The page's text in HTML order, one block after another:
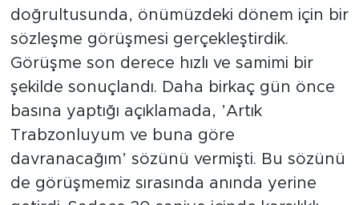
doğrultusunda, önümüzdeki dönem için bir
sözleşme görüşmesi gerçekleştirdik.
Görüşme son derece hızlı ve samimi bir
şekilde sonuçlandı. Daha birkaç gün önce
basına yaptığı açıklamada, ’Artık
Trabzonluyum ve buna göre
davranacağım’ sözünü vermişti. Bu sözünü
de görüşmemiz sırasında anında yerine